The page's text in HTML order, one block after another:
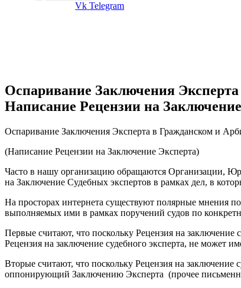
Vk Telegram
Оспаривание Заключения
Написание Рецензии на
Оспаривание Заключения Эксперта в Гражданском и
(Написание Рецензии на Заключение Эксперта)
Часто в нашу организацию обращаются Организации,
на Заключение Судебных экспертов в рамках дел, в
На просторах интернета существуют полярные мнения
выполняемых ими в рамках поручений судов по
Первые считают, что поскольку Рецензия на заключение
Рецензия на заключение судебного эксперта, не может
Вторые считают, что поскольку Рецензия на заключение
оппонирующий Заключению Эксперта (прочее